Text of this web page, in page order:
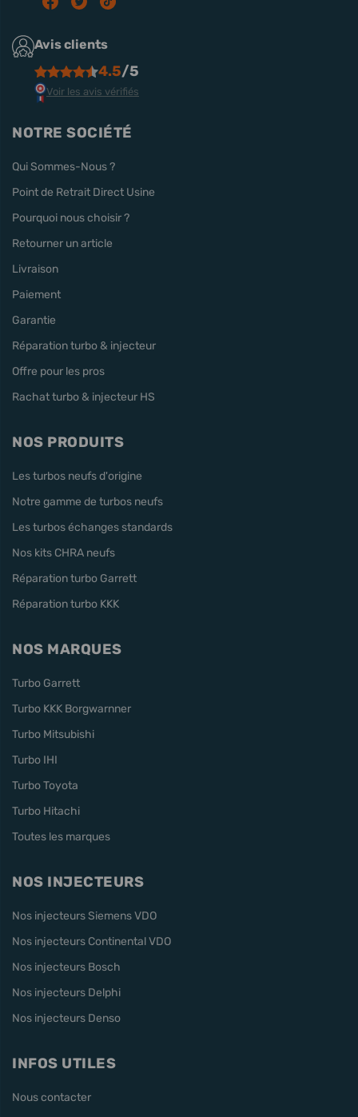
Avis clients
4.5/5
Voir les avis vérifiés
NOTRE SOCIÉTÉ
Qui Sommes-Nous ?
Point de Retrait Direct Usine
Pourquoi nous choisir ?
Retourner un article
Livraison
Paiement
Garantie
Réparation turbo & injecteur
Offre pour les pros
Rachat turbo & injecteur HS
NOS PRODUITS
Les turbos neufs d'origine
Notre gamme de turbos neufs
Les turbos échanges standards
Nos kits CHRA neufs
Réparation turbo Garrett
Réparation turbo KKK
NOS MARQUES
Turbo Garrett
Turbo KKK Borgwarnner
Turbo Mitsubishi
Turbo IHI
Turbo Toyota
Turbo Hitachi
Toutes les marques
NOS INJECTEURS
Nos injecteurs Siemens VDO
Nos injecteurs Continental VDO
Nos injecteurs Bosch
Nos injecteurs Delphi
Nos injecteurs Denso
INFOS UTILES
Nous contacter